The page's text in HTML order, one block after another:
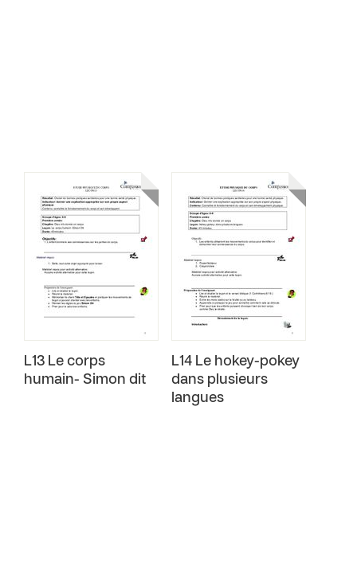
L13 Le corps
humain- Simon dit
L14 Le hokey-pokey
dans plusieurs
langues